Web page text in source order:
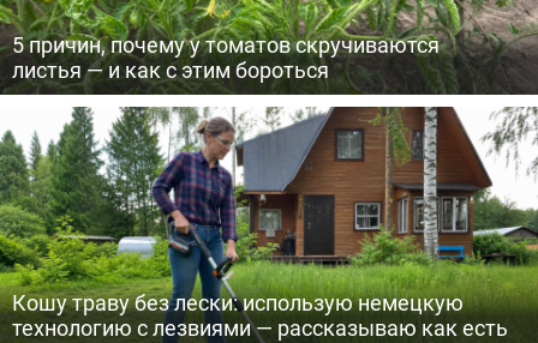
5 причин, почему у томатов скручиваются
листья — и как с этим бороться
Кошу траву без лески: использую немецкую
технологию с лезвиями — рассказываю как есть